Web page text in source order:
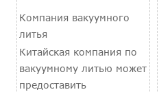
Компания вакуумного
литья
Китайская компания по
вакуумному литью может
предоставить